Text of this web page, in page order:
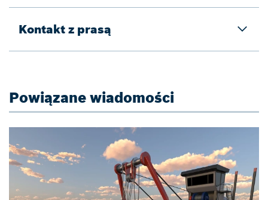
Kontakt z prasą
Powiązane wiadomości